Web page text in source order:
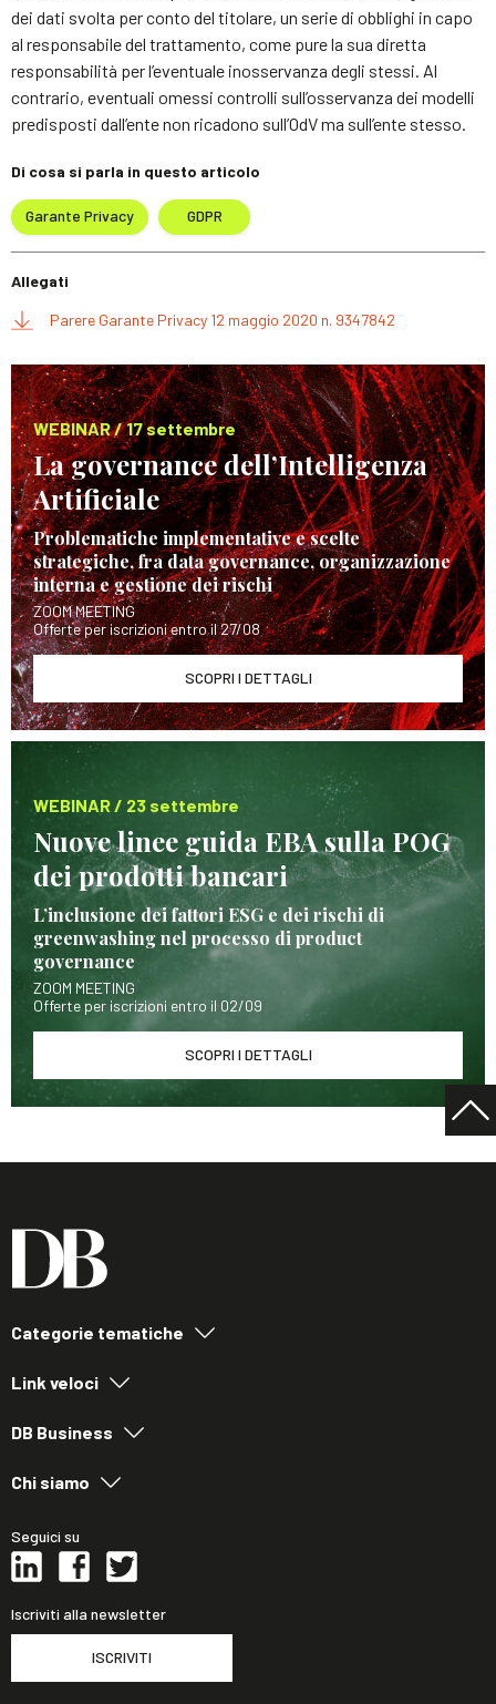
dei dati svolta per conto del titolare, un serie di obblighi in capo
al responsabile del trattamento, come pure la sua diretta
responsabilità per l’eventuale inosservanza degli stessi. Al
contrario, eventuali omessi controlli sull’osservanza dei modelli
predisposti dall’ente non ricadono sull’OdV ma sull’ente stesso.
Di cosa si parla in questo articolo
Garante Privacy GDPR
Allegati
Parere Garante Privacy 12 maggio 2020 n. 9347842
WEBINAR / 17 settembre
La governance dell’Intelligenza
Artificiale
Problematiche implementative e scelte
strategiche, fra data governance, organizzazione
interna e gestione dei rischi
ZOOM MEETING
Offerte per iscrizioni entro il 27/08
SCOPRI I DETTAGLI
WEBINAR / 23 settembre
Nuove linee guida EBA sulla POG
dei prodotti bancari
L’inclusione dei fattori ESG e dei rischi di
greenwashing nel processo di product
governance
ZOOM MEETING
Offerte per iscrizioni entro il 02/09
SCOPRI I DETTAGLI
Categorie tematiche
Link veloci
DB Business
Chi siamo
Seguici su
Iscriviti alla newsletter
ISCRIVITI